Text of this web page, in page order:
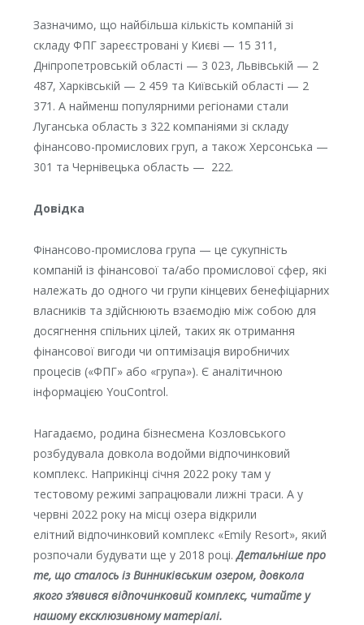
Зазначимо, що найбільша кількість компаній зі
складу ФПГ зареєстровані у Києві — 15 311,
Дніпропетровській області — 3 023, Львівській — 2
487, Харківській — 2 459 та Київській області — 2
371. А найменш популярними регіонами стали
Луганська область з 322 компаніями зі складу
фінансово-промислових груп, а також Херсонська —
301 та Чернівецька область — 222.
Довідка
Фінансово-промислова група — це сукупність
компаній із фінансової та/або промислової сфер, які
належать до одного чи групи кінцевих бенефіціарних
власників та здійснюють взаємодію між собою для
досягнення спільних цілей, таких як отримання
фінансової вигоди чи оптимізація виробничих
процесів («ФПГ» або «група»). Є аналітичною
інформацією YouControl.
Нагадаємо, родина бізнесмена Козловського
розбудувала довкола водойми відпочинковий
комплекс. Наприкінці січня 2022 року там у
тестовому режимі запрацювали лижні траси. А у
червні 2022 року на місці озера відкрили
елітний відпочинковий комплекс «Emily Resort», який
розпочали будувати ще у 2018 році. Детальніше про
те, що сталось із Винниківським озером, довкола
якого з’явився відпочинковий комплекс, читайте у
нашому ексклюзивному матеріалі.